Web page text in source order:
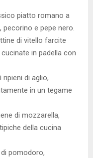
piatto romano a
pecorino e pepe nero.
di vitello farcite
in padella con
ripieni di aglio,
in un tegame
di mozzarella,
della cucina
pomodoro,